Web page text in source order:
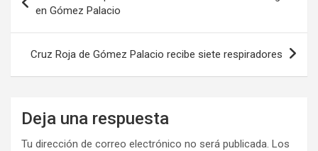
de
entradas
en Gómez Palacio
Cruz Roja de Gómez Palacio recibe siete respiradores
Deja una respuesta
Tu dirección de correo electrónico no será publicada. Los